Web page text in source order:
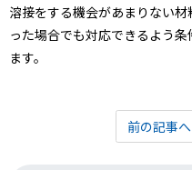
溶接をする機会があまりない
った場合でも対応できるよう
ます。
前の記事へ